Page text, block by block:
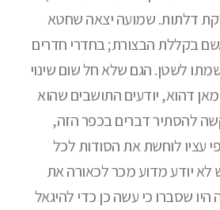
דלתות. שמועה יצאה שחטא
בקללת הבצורת; בחדרי חדרים
לשטן. הגם שלא חל שום שינוי
דהוא, יודעים התושבים שהוא
להסתיר דברים בכפר הזה,
עציו לוחשת את הסודות לכל
לא יודע מדוע מכר לכאורה את
שסברו כי עשה כן כדי להיגאל